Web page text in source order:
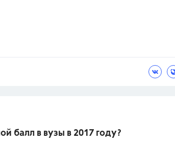
балл в вузы в 2017 году?